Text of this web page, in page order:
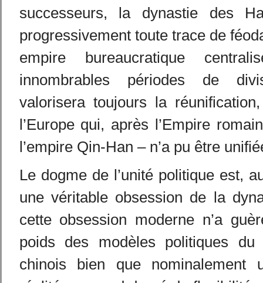
successeurs, la dynastie des
progressivement toute trace de
empire bureaucratique
innombrables périodes de
valorisera toujours la
l’Europe qui, après l’Empire
l’empire Qin-Han – n’a pu être
Le dogme de l’unité politique est,
une véritable obsession de la
cette obsession moderne n’a
poids des modèles politiques du
chinois bien que nominalement